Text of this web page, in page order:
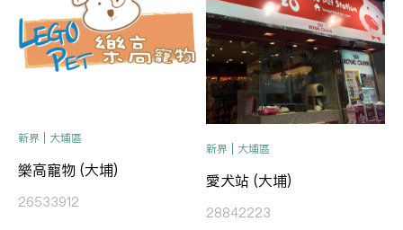
新界 | 大埔區
樂高寵物 (大埔)
26533912
新界 | 大埔區
愛犬站 (大埔)
28842223